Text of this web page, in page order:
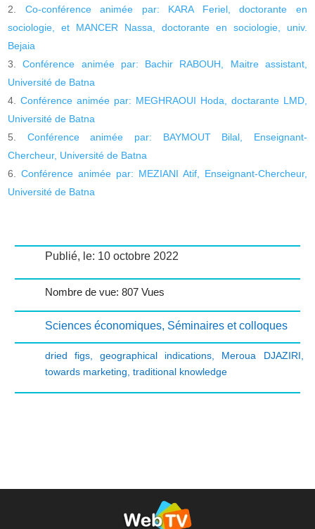
Co-conférence animée par: KARA Feriel, doctorante en
sociologie, et MANCER Nassa, doctorante en sociologie, univ.
Bejaia
Conférence animée par: Bachir RABOUH, Maitre assistant,
Université de Batna
Conférence animée par: MEGHRAOUI Hoda, doctarante LMD,
Université de Batna
Conférence animée par: BAYMOUT Bilal, Enseignant-
Chercheur, Université de Batna
Conférence animée par: MEZIANI Atif, Enseignant-Chercheur,
Université de Batna
Publié, le: 10 octobre 2022
Nombre de vue: 807 Vues
Sciences économiques, Séminaires et colloques
dried figs, geographical indications Meroua DJAZIRI
towards marketing traditional knowledge